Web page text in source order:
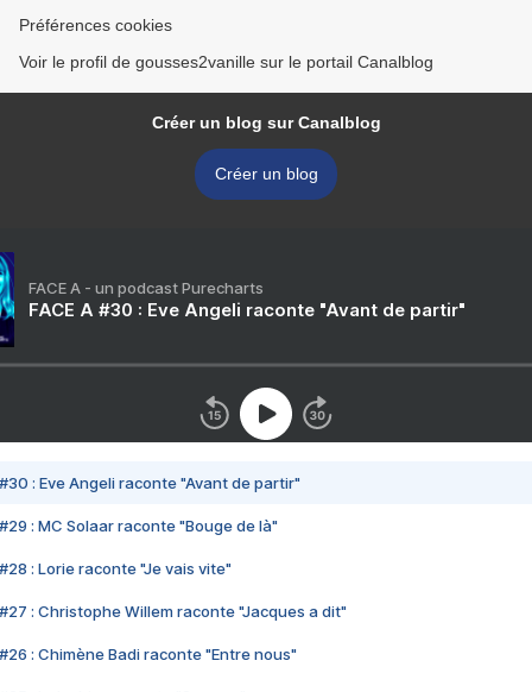
Préférences cookies
Voir le profil de gousses2vanille sur le portail Canalblog
Créer un blog sur Canalblog
Créer un blog
FACE A - un podcast Purecharts
FACE A #30 : Eve Angeli raconte "Avant de partir"
#30 : Eve Angeli raconte "Avant de partir"
#29 : MC Solaar raconte "Bouge de là"
#28 : Lorie raconte "Je vais vite"
#27 : Christophe Willem raconte "Jacques a dit"
#26 : Chimène Badi raconte "Entre nous"